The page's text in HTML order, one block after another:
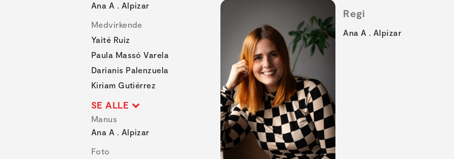
Ana A . Alpizar
Medvirkende
Yaité Ruiz
Paula Massó Varela
Darianis Palenzuela
Kiriam Gutiérrez
SE ALLE
Manus
Ana A . Alpizar
Foto
Regi
Ana A . Alpizar